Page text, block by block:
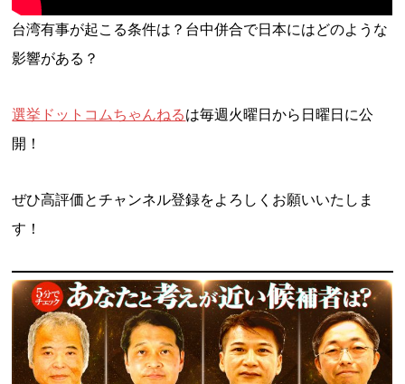
台湾有事が起こる条件は？台中併合で日本にはどのような
影響がある？
選挙ドットコムちゃんねるは毎週火曜日から日曜日に公
開！
ぜひ高評価とチャンネル登録をよろしくお願いいたしま
す！